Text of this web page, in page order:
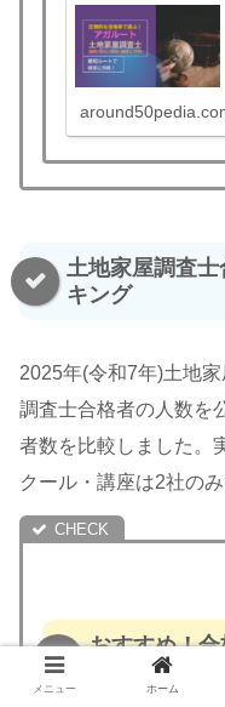
土地家屋調査
キング
2025年(令和7年)土地
調査士合格者の人数を
者数を比較しました。
クール・講座は2社のみ
おすすめ！
表的な講座比
メニュー ホーム